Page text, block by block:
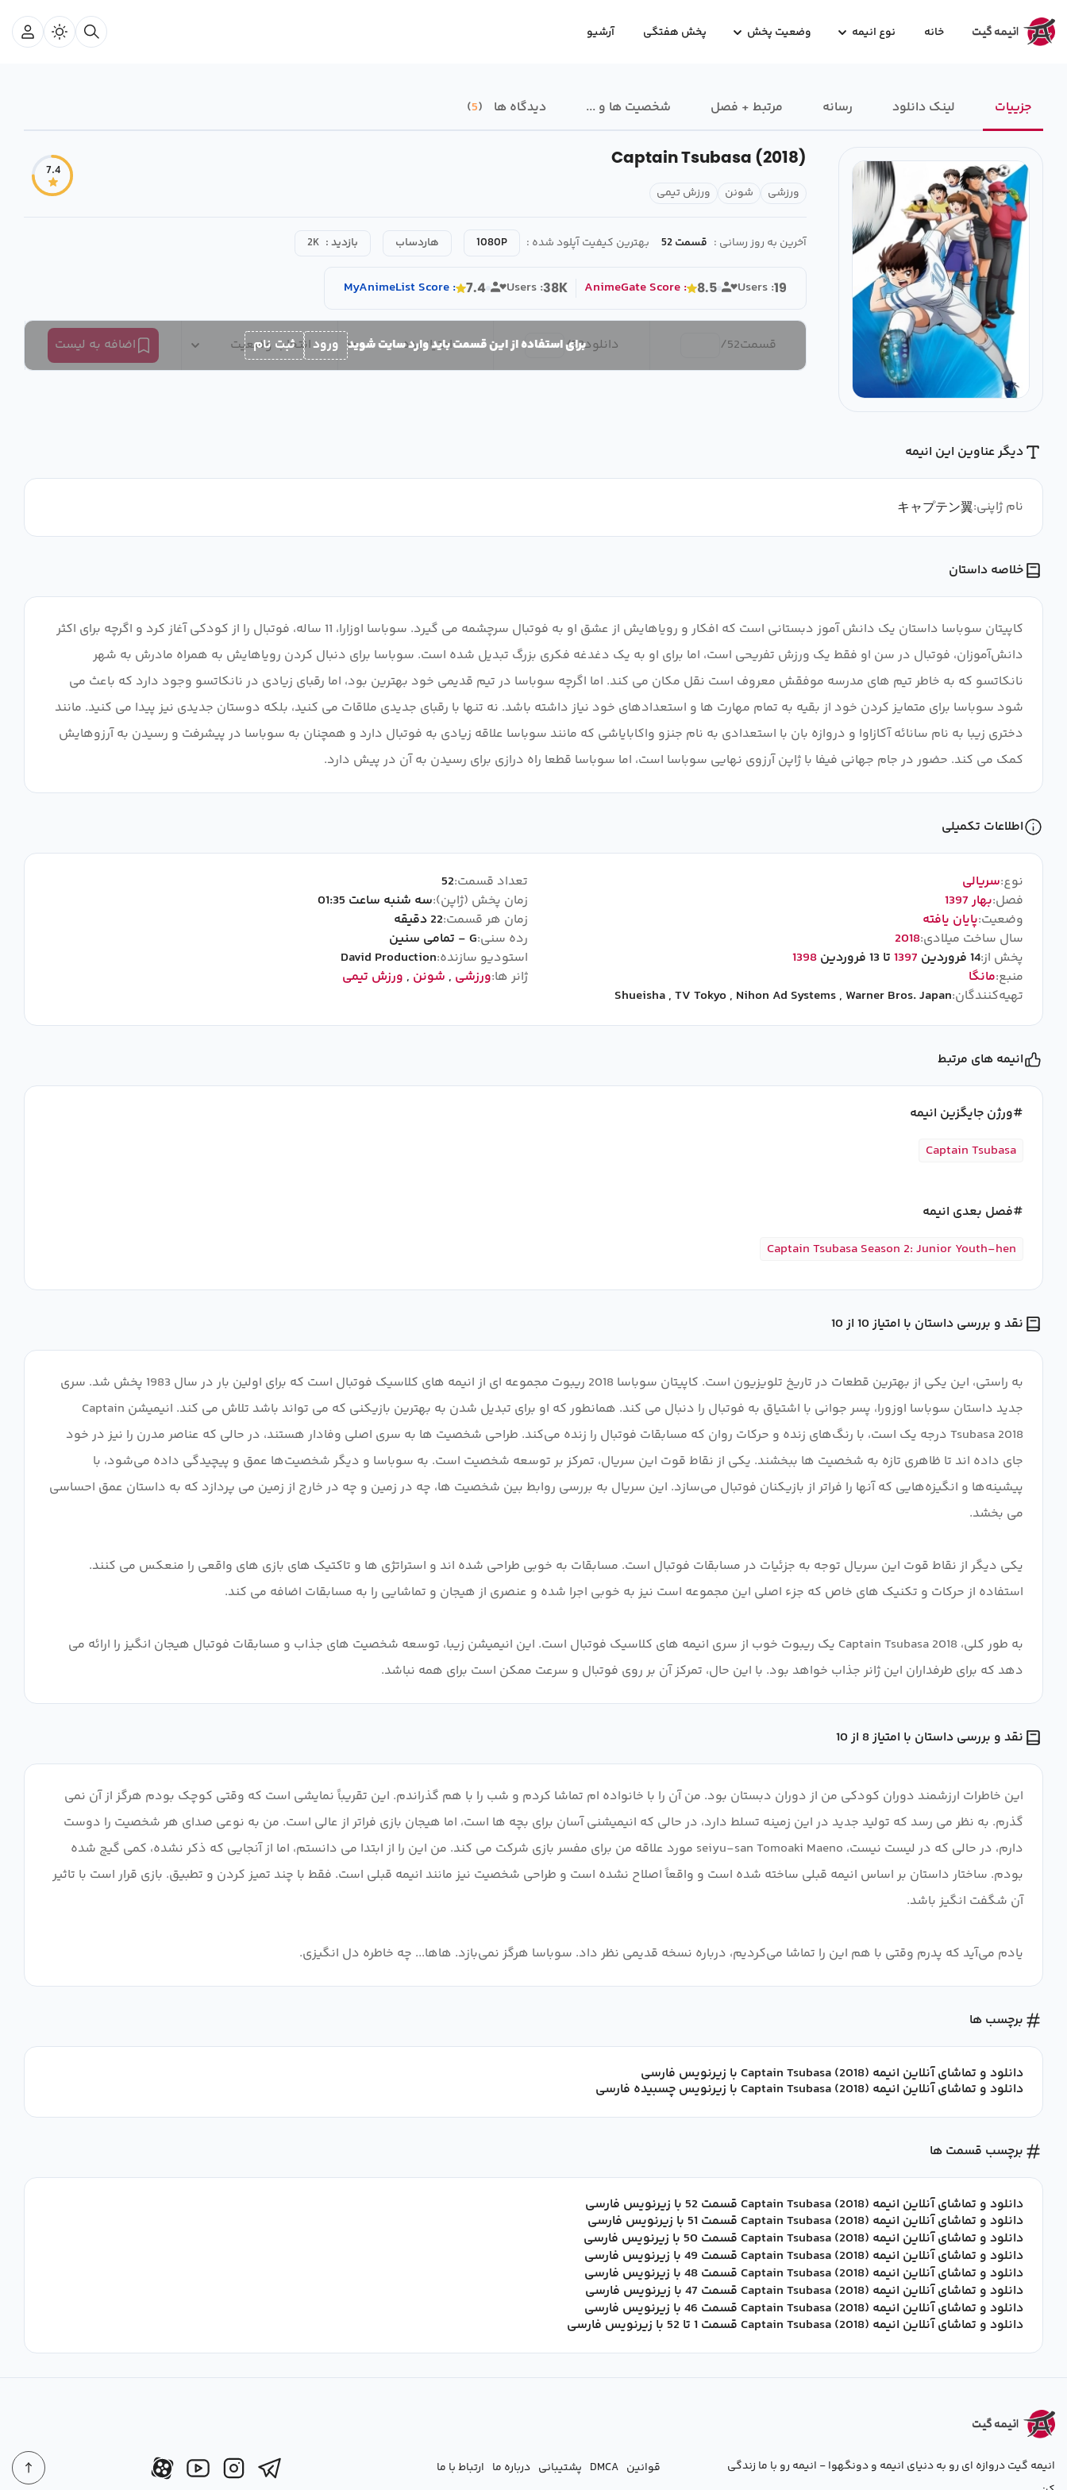
خانه نوع انیمه وضعیت پخش پخش هفتگی آرشیو
جزییات لینک دانلود رسانه‌ مرتبط + فصل شخصیت ها و ... دیدگاه ها 5
Captain Tsubasa (2018)
ورزشی شونن ورزش تیمی
7.4
آخرین به روز رسانی : قسمت 52 بهترین کیفیت آپلود شده : 1080P هاردساب بازدید : 2K
MyAnimeListScore : 7.4 Users :38K AnimeGateScore : 8.5 Users :19
قسمت52
/ دانلود52
/ امتیاز بده انتخاب وضعیت اضافه به لیست برای استفاده از این قسمت باید وارد سایت شوید ورود ثبت نام
دیگر عناوین این انیمه
نام ژاپنی:キャプテン翼
خلاصه داستان
کاپیتان سوباسا داستان یک دانش آموز دبستانی است که افکار و رویاهایش از عشق او به فوتبال سرچشمه می گیرد. سوباسا اوزارا، 11 ساله، فوتبال را از کودکی آغاز کرد و اگرچه برای اکثر
دانش‌آموزان، فوتبال در سن او فقط یک ورزش تفریحی است، اما برای او به یک دغدغه فکری بزرگ تبدیل شده است. سوباسا برای دنبال کردن رویاهایش به همراه مادرش به شهر
نانکاتسو که به خاطر تیم های مدرسه موفقش معروف است نقل مکان می کند. اما اگرچه سوباسا در تیم قدیمی خود بهترین بود، اما رقبای زیادی در نانکاتسو وجود دارد که باعث می
شود سوباسا برای متمایز کردن خود از بقیه به تمام مهارت ها و استعدادهای خود نیاز داشته باشد. نه تنها با رقبای جدیدی ملاقات می کنید، بلکه دوستان جدیدی نیز پیدا می کنید. مانند
دختری زیبا به نام سانائه آکازاوا و دروازه بان با استعدادی به نام جنزو واکابایاشی که مانند سوباسا علاقه زیادی به فوتبال دارد و همچنان به سوباسا در پیشرفت و رسیدن به آرزوهایش
کمک می کند. حضور در جام جهانی فیفا با ژاپن آرزوی نهایی سوباسا است، اما سوباسا قطعا راه درازی برای رسیدن به آن در پیش دارد.
اطلاعات تکمیلی
نوع:سریالی
فصل:بهار 1397
وضعیت:پایان یافته
سال ساخت میلادی:2018
پخش از:14 فروردین 1397 تا 13 فروردین
1398
منبع:مانگا
تهیه‌کنندگان:
Shueisha , TV Tokyo , Nihon Ad Systems , Warner Bros. Japan
تعداد قسمت:52
زمان پخش (ژاپن):سه شنبه ساعت 01:35
زمان هر قسمت:22 دقیقه
رده سنی:G - تمامی سنین
استودیو سازنده:David Production
ژانر ها:ورزشی , شونن , ورزش تیمی
انیمه های مرتبط
ورژن جایگزین انیمه
Captain Tsubasa
فصل بعدی انیمه
Captain Tsubasa Season 2: Junior Youth-hen
نقد و بررسی داستان با امتیاز 10 از 10
به راستی، این یکی از بهترین قطعات در تاریخ تلویزیون است. کاپیتان سوباسا 2018 ریبوت مجموعه ای از انیمه های کلاسیک فوتبال است که برای اولین بار در سال 1983 پخش شد. سری
جدید داستان سوباسا اوزورا، پسر جوانی با اشتیاق به فوتبال را دنبال می کند. همانطور که او برای تبدیل شدن به بهترین بازیکنی که می تواند باشد تلاش می کند. انیمیشن Captain
Tsubasa 2018 درجه یک است، با رنگ‌های زنده و حرکات روان که مسابقات فوتبال را زنده می‌کند. طراحی شخصیت ها به سری اصلی وفادار هستند، در حالی که عناصر مدرن را نیز در خود
جای داده اند تا ظاهری تازه به شخصیت ها ببخشند. یکی از نقاط قوت این سریال، تمرکز بر توسعه شخصیت است. به سوباسا و دیگر شخصیت‌ها عمق و پیچیدگی داده می‌شود، با
پیشینه‌ها و انگیزه‌هایی که آنها را فراتر از بازیکنان فوتبال می‌سازد. این سریال به بررسی روابط بین شخصیت ها، چه در زمین و چه در خارج از زمین می پردازد که به داستان عمق احساسی
یکی دیگر از نقاط قوت این سریال توجه به جزئیات در مسابقات فوتبال است. مسابقات به خوبی طراحی شده اند و استراتژی ها و تاکتیک های بازی های واقعی را منعکس می کنند.
به طور کلی، Captain Tsubasa 2018 یک ریبوت خوب از سری انیمه های کلاسیک فوتبال است. این انیمیشن زیبا، توسعه شخصیت های جذاب و مسابقات فوتبال هیجان انگیز را ارائه می
دهد که برای طرفداران این ژانر جذاب خواهد بود. با این حال، تمرکز آن بر روی فوتبال و سرعت ممکن است برای همه نباشد.
نقد و بررسی داستان با امتیاز 8 از 10
این خاطرات ارزشمند دوران کودکی من از دوران دبستان بود. من آن را با خانواده ام تماشا کردم و شب را با هم گذراندم. این تقریباً نمایشی است که وقتی کوچک بودم هرگز از آن نمی
گذرم. به نظر می رسد که تولید جدید در این زمینه تسلط دارد، در حالی که انیمیشنی آسان برای بچه ها است، اما هیجان بازی فراتر از عالی است. من به نوعی صدای هر شخصیت را دوست
دارم، در حالی که در لیست نیست، seiyu-san Tomoaki Maeno مورد علاقه من برای مفسر بازی شرکت می کند. من این را از ابتدا می دانستم، اما از آنجایی که ذکر نشده، کمی گیج شده
بودم. ساختار داستان بر اساس انیمه قبلی ساخته شده است و واقعاً اصلاح نشده است و طراحی شخصیت نیز مانند انیمه قبلی است. فقط با چند تمیز کردن و تطبیق. بازی قرار است با تاثیر
یادم می‌آید که پدرم وقتی با هم این را تماشا می‌کردیم، درباره نسخه قدیمی نظر داد. سوباسا هرگز نمی‌بازد. هاها... چه خاطره دل انگیزی.
برچسب ها
دانلود و تماشای آنلاین انیمه Captain Tsubasa (2018) با زیرنویس فارسی
دانلود و تماشای آنلاین انیمه Captain Tsubasa (2018) با زیرنویس چسبیده فارسی
برچسب قسمت ها
دانلود و تماشای آنلاین انیمه Captain Tsubasa (2018) قسمت 52 با زیرنویس فارسی
دانلود و تماشای آنلاین انیمه Captain Tsubasa (2018) قسمت 51 با زیرنویس فارسی
دانلود و تماشای آنلاین انیمه Captain Tsubasa (2018) قسمت 50 با زیرنویس فارسی
دانلود و تماشای آنلاین انیمه Captain Tsubasa (2018) قسمت 49 با زیرنویس فارسی
دانلود و تماشای آنلاین انیمه Captain Tsubasa (2018) قسمت 48 با زیرنویس فارسی
دانلود و تماشای آنلاین انیمه Captain Tsubasa (2018) قسمت 47 با زیرنویس فارسی
دانلود و تماشای آنلاین انیمه Captain Tsubasa (2018) قسمت 46 با زیرنویس فارسی
دانلود و تماشای آنلاین انیمه Captain Tsubasa (2018) قسمت 1 تا 52 با زیرنویس فارسی
انیمه گیت دروازه ای رو به دنیای انیمه و دونگهوا - انیمه رو با ما زندگی
قوانین DMCA پشتیبانی درباره ما ارتباط با ما